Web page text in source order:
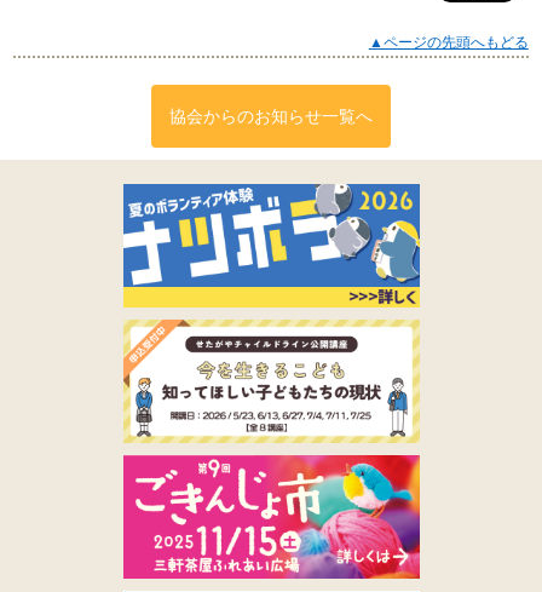
▲ページの先頭へもどる
協会からのお知らせ一覧へ